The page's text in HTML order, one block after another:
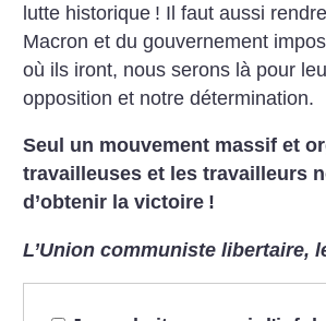
lutte historique ! Il faut aussi
Macron et du gouvernement
où ils iront, nous serons là pour
opposition et notre détermination.
Seul un mouvement massif et
travailleuses et les travailleurs
d’obtenir la victoire !
L’Union communiste libertaire,